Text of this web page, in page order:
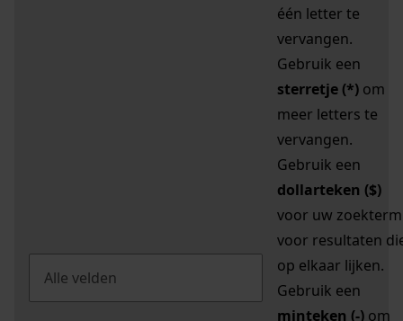
één letter te
vervangen.
Gebruik een
sterretje (*) om
meer letters te
vervangen.
Gebruik een
dollarteken ($)
voor uw zoekterm
voor resultaten
op elkaar lijken.
Gebruik een
minteken (-) om